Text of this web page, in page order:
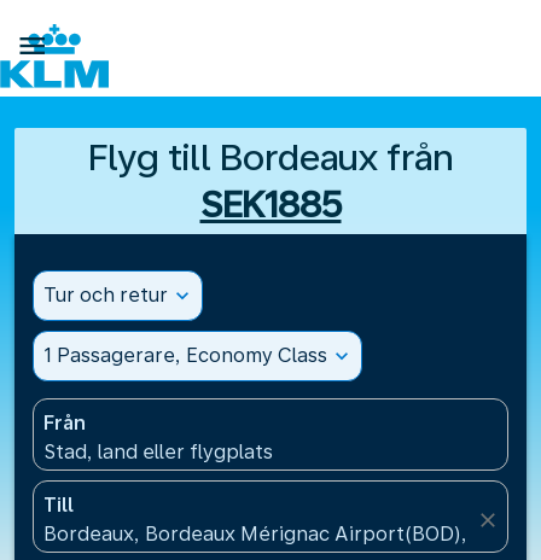

Flyg till Bordeaux från
SEK1885
Tur och retur expand_more
1 Passagerare, Economy Class expand_more
Från
Stad, land eller flygplats
Till
Bordeaux, Bordeaux Mérignac Airport(BOD),
close